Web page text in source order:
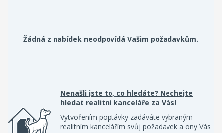
Žádná z nabídek neodpovídá Vašim požadavkům.
Nenašli jste to, co hledáte? Nechejte
hledat realitní kanceláře za Vás!
Vytvořením poptávky zadáváte vybraným
realitním kancelářím svůj požadavek a ony Vás